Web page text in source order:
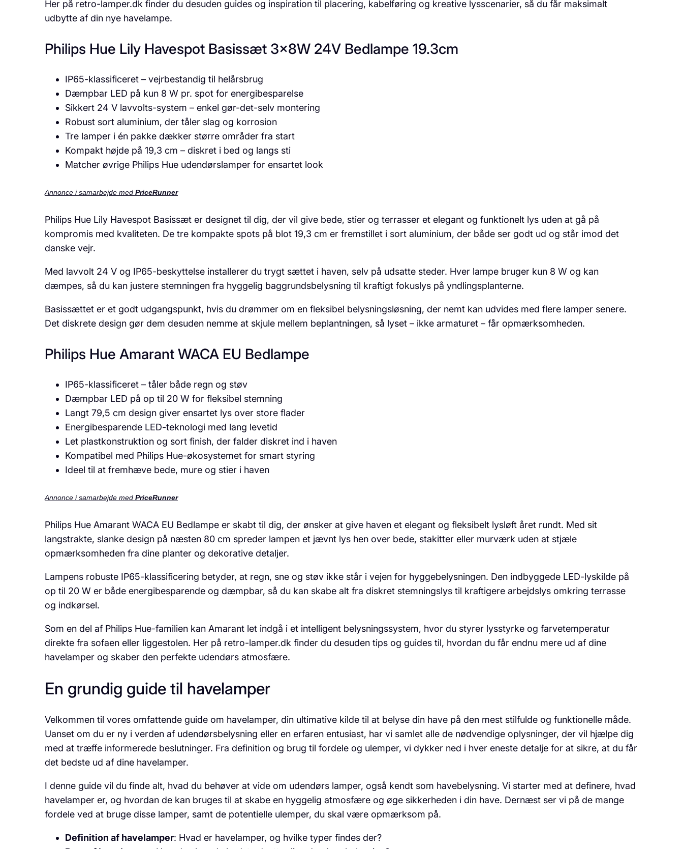
Her på retro-lamper.dk finder du desuden guides og inspiration til placering, kabelføring og kreative lys­scenarier, så du får maksimalt
udbytte af din nye havelampe.
Philips Hue Lily Havespot Basissæt 3x8W 24V Bedlampe 19.3cm
IP65-klassificeret – vejrbestandig til helårsbrug
Dæmpbar LED på kun 8 W pr. spot for energibesparelse
Sikkert 24 V lavvolts-system – enkel gør-det-selv montering
Robust sort aluminium, der tåler slag og korrosion
Tre lamper i én pakke dækker større områder fra start
Kompakt højde på 19,3 cm – diskret i bed og langs sti
Matcher øvrige Philips Hue udendørslamper for ensartet look
Annonce i samarbejde med PriceRunner
Philips Hue Lily Havespot Basissæt er designet til dig, der vil give bede, stier og terrasser et elegant og funktionelt lys uden at gå på
kompromis med kvaliteten. De tre kompakte spots på blot 19,3 cm er fremstillet i sort aluminium, der både ser godt ud og står imod det
danske vejr.
Med lavvolt 24 V og IP65-beskyttelse installerer du trygt sættet i haven, selv på udsatte steder. Hver lampe bruger kun 8 W og kan
dæmpes, så du kan justere stemningen fra hyggelig baggrundsbelysning til kraftigt fokuslys på yndlingsplanterne.
Basissættet er et godt udgangspunkt, hvis du drømmer om en fleksibel belysningsløsning, der nemt kan udvides med flere lamper senere.
Det diskrete design gør dem desuden nemme at skjule mellem beplantningen, så lyset – ikke armaturet – får opmærksomheden.
Philips Hue Amarant WACA EU Bedlampe
IP65-klassificeret – tåler både regn og støv
Dæmpbar LED på op til 20 W for fleksibel stemning
Langt 79,5 cm design giver ensartet lys over store flader
Energibesparende LED-teknologi med lang levetid
Let plastkonstruktion og sort finish, der falder diskret ind i haven
Kompatibel med Philips Hue-økosystemet for smart styring
Ideel til at fremhæve bede, mure og stier i haven
Annonce i samarbejde med PriceRunner
Philips Hue Amarant WACA EU Bedlampe er skabt til dig, der ønsker at give haven et elegant og fleksibelt lysløft året rundt. Med sit
langstrakte, slanke design på næsten 80 cm spreder lampen et jævnt lys hen over bede, stakitter eller murværk uden at stjæle
opmærksomheden fra dine planter og dekorative detaljer.
Lampens robuste IP65-klassificering betyder, at regn, sne og støv ikke står i vejen for hyggebelysningen. Den indbyggede LED-lyskilde på
op til 20 W er både energibesparende og dæmpbar, så du kan skabe alt fra diskret stemningslys til kraftigere arbejdslys omkring terrasse
og indkørsel.
Som en del af Philips Hue-familien kan Amarant let indgå i et intelligent belysningssystem, hvor du styrer lysstyrke og farvetemperatur
direkte fra sofaen eller liggestolen. Her på retro-lamper.dk finder du desuden tips og guides til, hvordan du får endnu mere ud af dine
havelamper og skaber den perfekte udendørs atmosfære.
En grundig guide til havelamper
Velkommen til vores omfattende guide om havelamper, din ultimative kilde til at belyse din have på den mest stilfulde og funktionelle måde.
Uanset om du er ny i verden af udendørsbelysning eller en erfaren entusiast, har vi samlet alle de nødvendige oplysninger, der vil hjælpe dig
med at træffe informerede beslutninger. Fra definition og brug til fordele og ulemper, vi dykker ned i hver eneste detalje for at sikre, at du får
det bedste ud af dine havelamper.
I denne guide vil du finde alt, hvad du behøver at vide om udendørs lamper, også kendt som havebelysning. Vi starter med at definere, hvad
havelamper er, og hvordan de kan bruges til at skabe en hyggelig atmosfære og øge sikkerheden i din have. Dernæst ser vi på de mange
fordele ved at bruge disse lamper, samt de potentielle ulemper, du skal være opmærksom på.
Definition af havelamper: Hvad er havelamper, og hvilke typer findes der?